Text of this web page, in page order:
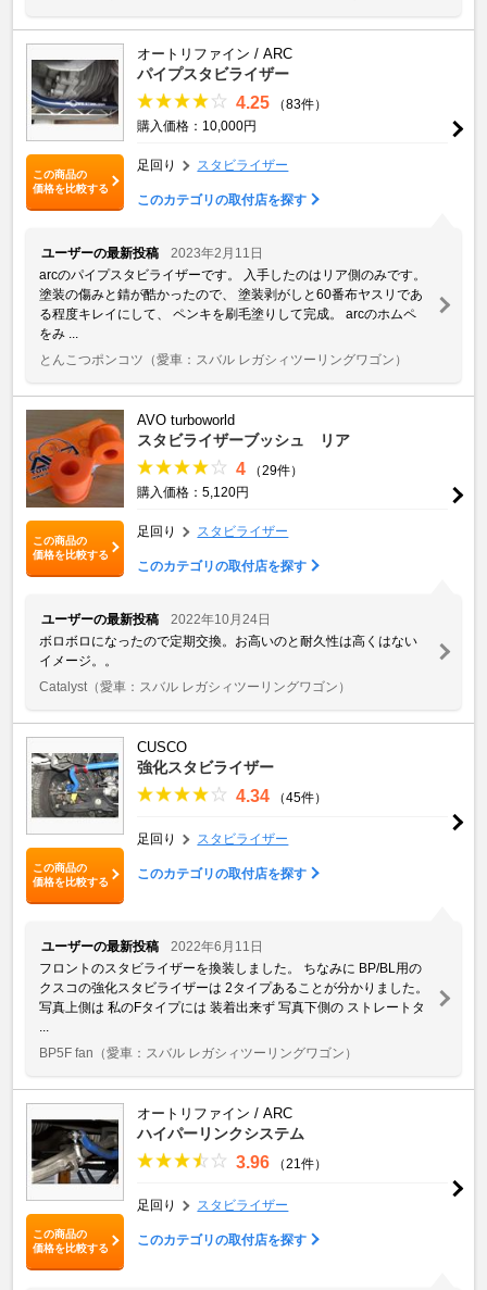
この商品の
価格を比較する
オートリファイン / ARC
パイプスタビライザー
4.25
（83件）
購入価格：10,000円
足回り スタビライザー
このカテゴリの取付店を探す
ユーザーの最新投稿
2023年2月11日
arcのパイプスタビライザーです。 入手したのはリア側のみです。
塗装の傷みと錆が酷かったので、 塗装剥がしと60番布ヤスリであ
る程度キレイにして、 ペンキを刷毛塗りして完成。 arcのホムペ
をみ ...
とんこつポンコツ （愛車：スバル レガシィツーリングワゴン）
この商品の
価格を比較する
AVO turboworld
スタビライザーブッシュ リア
4
（29件）
購入価格：5,120円
足回り スタビライザー
このカテゴリの取付店を探す
ユーザーの最新投稿
2022年10月24日
ボロボロになったので定期交換。お高いのと耐久性は高くはない
イメージ。。
Catalyst （愛車：スバル レガシィツーリングワゴン）
この商品の
価格を比較する
CUSCO
強化スタビライザー
4.34 （45件）
足回り スタビライザー
このカテゴリの取付店を探す
ユーザーの最新投稿
2022年6月11日
フロントのスタビライザーを換装しました。 ちなみに BP/BL用の
クスコの強化スタビライザーは 2タイプあることが分かりました。
写真上側は 私のFタイプには 装着出来ず 写真下側の ストレートタ
BP5F fan （愛車：スバル レガシィツーリングワゴン）
この商品の
価格を比較する
オートリファイン / ARC
ハイパーリンクシステム
3.96 （21件）
足回り スタビライザー
このカテゴリの取付店を探す